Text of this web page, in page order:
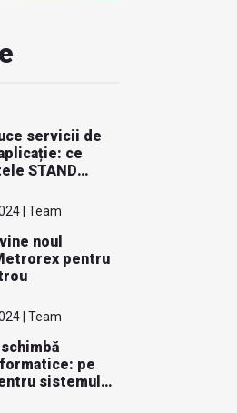
servicii de
ce
STAND
| Team
noul
pentru
| Team
pe
sistemul